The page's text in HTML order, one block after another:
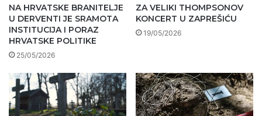
NA HRVATSKE BRANITELJE
U DERVENTI JE SRAMOTA
INSTITUCIJA I PORAZ
HRVATSKE POLITIKE
25/05/2026
ZA VELIKI THOMPSONOV
KONCERT U ZAPREŠIĆU
19/05/2026